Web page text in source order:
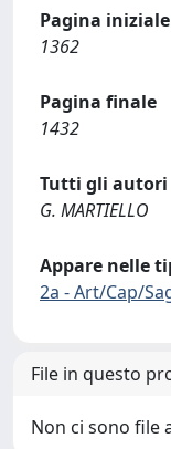
Pagina iniziale
1362
Pagina finale
1432
Tutti gli autori
G. MARTIELLO
Appare nelle
2a - Art/Cap/
File in questo
Non ci sono file